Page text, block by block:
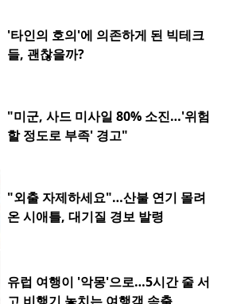
'타인의 호의'에 의존하게 된 빅테크
들, 괜찮을까?
"미군, 사드 미사일 80% 소진…'위험
할 정도로 부족' 경고"
"외출 자제하세요"…산불 연기 몰려
온 시애틀, 대기질 경보 발령
유럽 여행이 '악몽'으로…5시간 줄 서